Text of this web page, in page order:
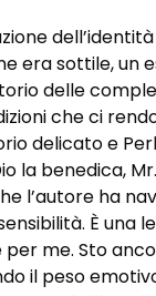
era sottile, un
delle
che ci
delicato e
la benedica,
l’autore ha
È una
per me. Sto
il peso